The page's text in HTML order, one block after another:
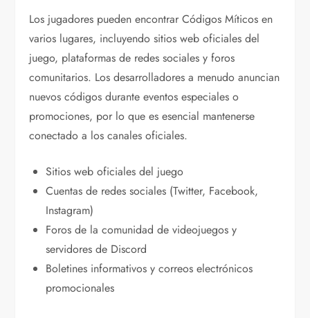
Los jugadores pueden encontrar Códigos Míticos en
varios lugares, incluyendo sitios web oficiales del
juego, plataformas de redes sociales y foros
comunitarios. Los desarrolladores a menudo anuncian
nuevos códigos durante eventos especiales o
promociones, por lo que es esencial mantenerse
conectado a los canales oficiales.
Sitios web oficiales del juego
Cuentas de redes sociales (Twitter, Facebook,
Instagram)
Foros de la comunidad de videojuegos y
servidores de Discord
Boletines informativos y correos electrónicos
promocionales